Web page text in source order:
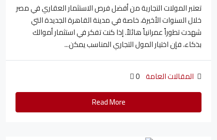
تعتبر المولات التجارية من أفضل فرص الاستثمار العقاري في مصر
خلال السنوات الأخيرة، خاصة في مدينة القاهرة الجديدة التي
شهدت تطوراً عمرانياً هائلاً. إذا كنت تفكر في استثمار أموالك
بذكاء، فإن اختيار المول التجاري المناسب يمكن...
المقالات العامة 0
Read More